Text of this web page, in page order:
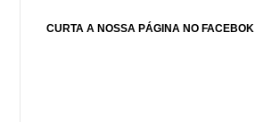
CURTA A NOSSA PÁGINA NO FACEBOK